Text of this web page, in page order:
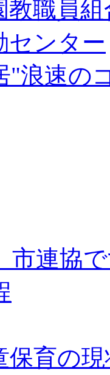
教職員組
センター
"浪速の
連協
保育の